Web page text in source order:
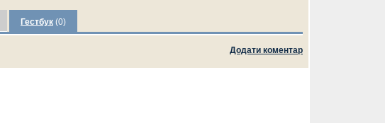
Гестбук (0)
Додати коментар